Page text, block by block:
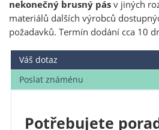
nekonečný brusný pásv jiných
materiálů dalších výrobců
požadavků. Termín dodání cca 10
Váš dotaz
Poslat známénu
Potřebujete